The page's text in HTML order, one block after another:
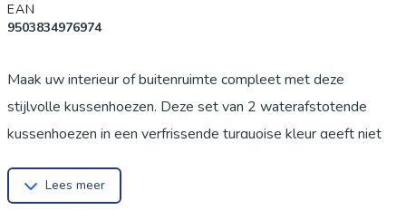
EAN
9503834976974
Maak uw interieur of buitenruimte compleet met deze
stijlvolle kussenhoezen. Deze set van 2 waterafstotende
kussenhoezen in een verfrissende turquoise kleur geeft niet
zowel binnen- als buitengebruik. Voordelen:
Lees meer